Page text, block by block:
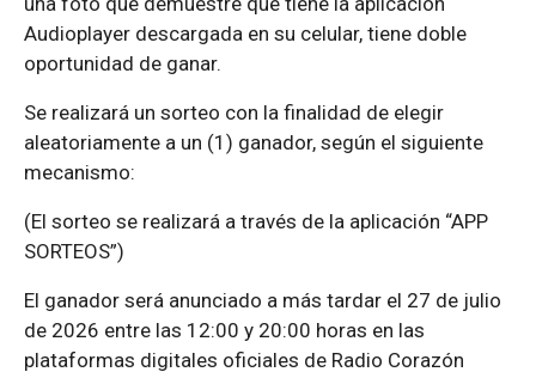
Audioplayer descargada en su celular, tiene doble
oportunidad de ganar.
Se realizará un sorteo con la finalidad de elegir
aleatoriamente a un (1) ganador, según el siguiente
mecanismo:
(El sorteo se realizará a través de la aplicación “APP
SORTEOS”)
El ganador será anunciado a más tardar el 27 de julio
de 2026 entre las 12:00 y 20:00 horas en las
plataformas digitales oficiales de Radio Corazón